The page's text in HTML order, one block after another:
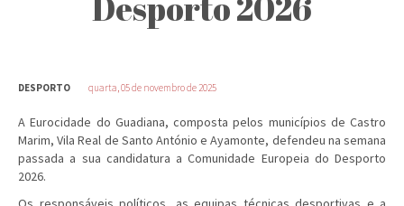
DESPORTO quarta, 05 de novembro de 2025
A Eurocidade do Guadiana, composta pelos municípios de Castro
Marim, Vila Real de Santo António e Ayamonte, defendeu na semana
passada a sua candidatura a Comunidade Europeia do Desporto
2026.